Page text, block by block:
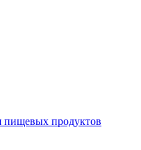
пищевых продуктов